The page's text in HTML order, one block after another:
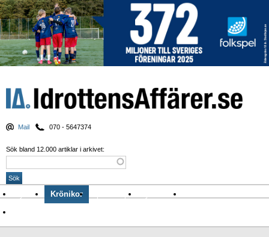
Mail 070 - 5647374
Sök bland 12.000 artiklar i arkivet:
Nyheter Krönikor Sport & spel Nyhetsbrev